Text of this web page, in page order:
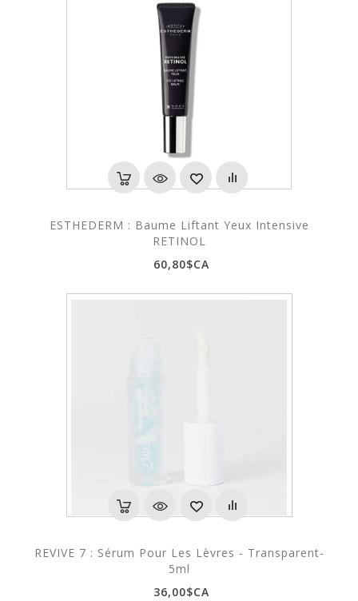
ESTHEDERM : Baume Liftant Yeux Intensive
RETINOL
60,80$CA
REVIVE 7 : Sérum Pour Les Lèvres - Transparent-
5ml
36,00$CA